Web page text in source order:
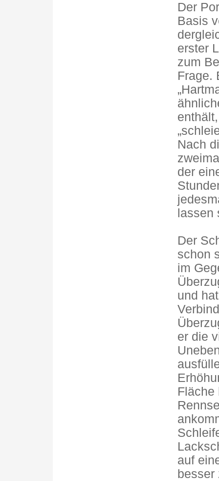
Der
Basis
erster
zum
Frage.
Nach
der
lassen
Der
schon
im
und
er die
Fläche
auf
besser